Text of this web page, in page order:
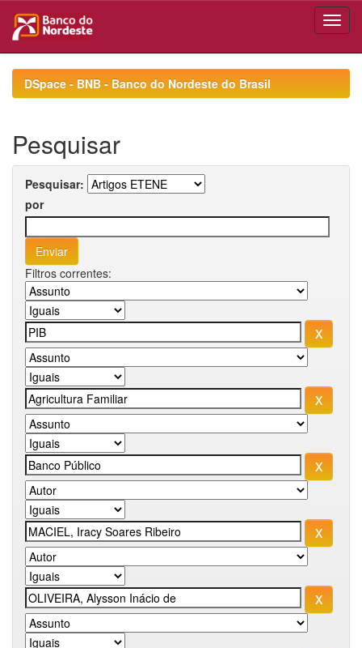
navigationDSpace - BNB - Banco do Nordeste do Brasil
Pesquisar
Pesquisar:
por
Filtros correntes: